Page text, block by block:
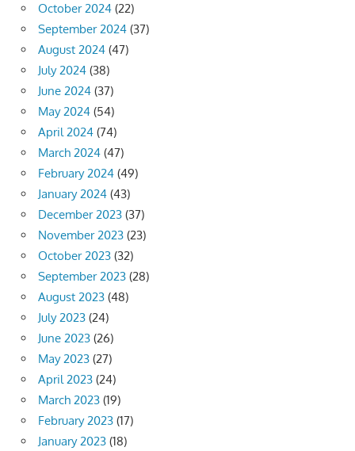
October 2024 (22)
September 2024 (37)
August 2024 (47)
July 2024 (38)
June 2024 (37)
May 2024 (54)
April 2024 (74)
March 2024 (47)
February 2024 (49)
January 2024 (43)
December 2023 (37)
November 2023 (23)
October 2023 (32)
September 2023 (28)
August 2023 (48)
July 2023 (24)
June 2023 (26)
May 2023 (27)
April 2023 (24)
March 2023 (19)
February 2023 (17)
January 2023 (18)